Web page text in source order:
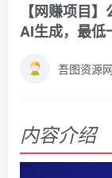
【网赚项目
AI生成，最低
吾图资源网
内容介绍